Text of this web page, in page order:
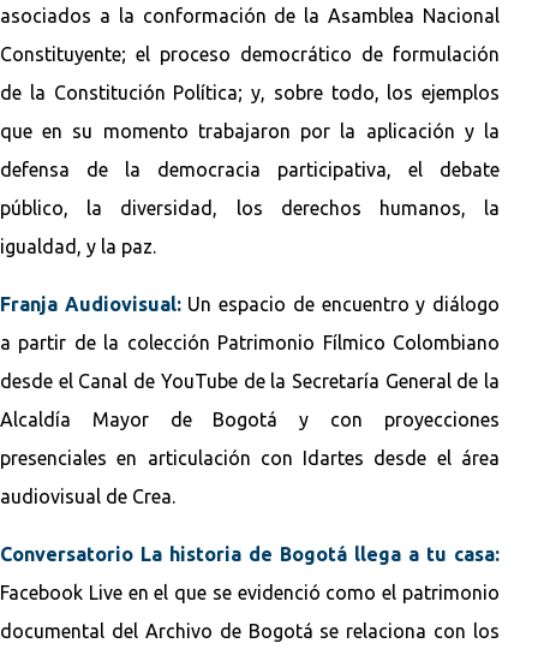
asociados a la conformación de la Asamblea Nacional
Constituyente; el proceso democrático de formulación
de la Constitución Política; y, sobre todo, los ejemplos
que en su momento trabajaron por la aplicación y la
defensa de la democracia participativa, el debate
público, la diversidad, los derechos humanos, la
igualdad, y la paz.
Franja Audiovisual:Un espacio de encuentro y diálogo
a partir de la colección Patrimonio Fílmico Colombiano
desde el Canal de YouTube de la Secretaría General de la
Alcaldía Mayor de Bogotá y con proyecciones
presenciales en articulación con Idartes desde el área
audiovisual de Crea.
Conversatorio La historia de Bogotá llega a tu casa:
Facebook Live en el que se evidenció como el patrimonio
documental del Archivo de Bogotá se relaciona con los